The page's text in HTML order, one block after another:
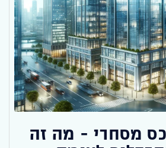
מסחרי – מה זה